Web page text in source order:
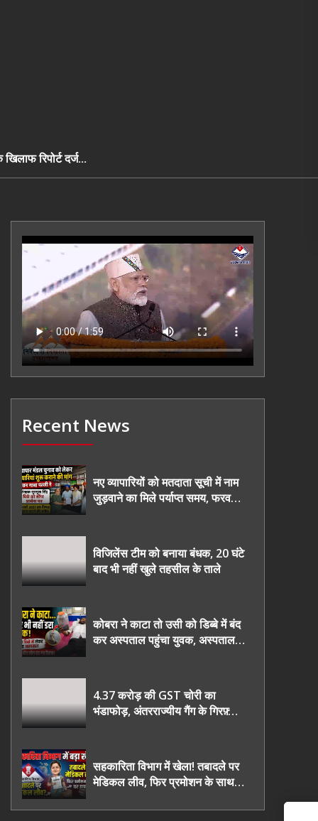
रिपोर्ट दर्ज…
Recent News
नए व्यापारियों को मतदाता सूची में नाम
जुड़वाने का मिले पर्याप्त समय, फरवरी
विजिलेंस टीम को बनाया बंधक, 20 घंटे
बाद भी नहीं खुले तहसील के ताले
कोबरा ने काटा तो उसी को डिब्बे में बंद
कर अस्पताल पहुंचा युवक, अस्पताल में
4.37 करोड़ की GST चोरी का
भंडाफोड़, अंतरराज्यीय गैंग के गिरफ़्तार
सहकारिता विभाग में खेला! तबादले पर
मेडिकल लीव, फिर प्रमोशन के साथ